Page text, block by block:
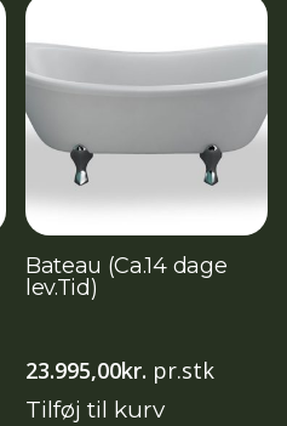
Den
pris
Bateau (Ca.14 dage
lev.Tid)
23.995,00kr. pr.stk
Tilføj til kurv